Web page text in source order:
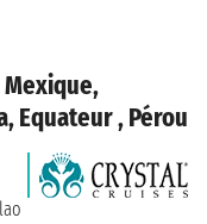
Equateur , Pérou